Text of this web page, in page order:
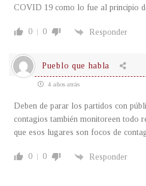
COVID 19 como lo fue al principio
0 0 Responder
Pueblo que habla
4 años atrás
Deben de parar los partidos con
contagios también monitoreen todo
que esos lugares son focos de
0 0 Responder